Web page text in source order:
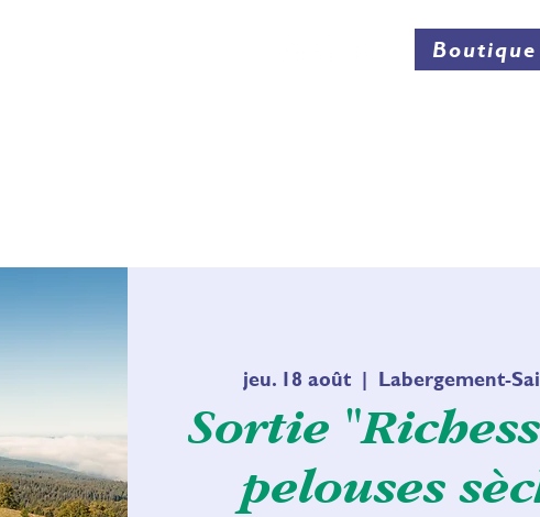
Boutique
jeu. 18 août
  |
Labergement-
Sortie
pelouses